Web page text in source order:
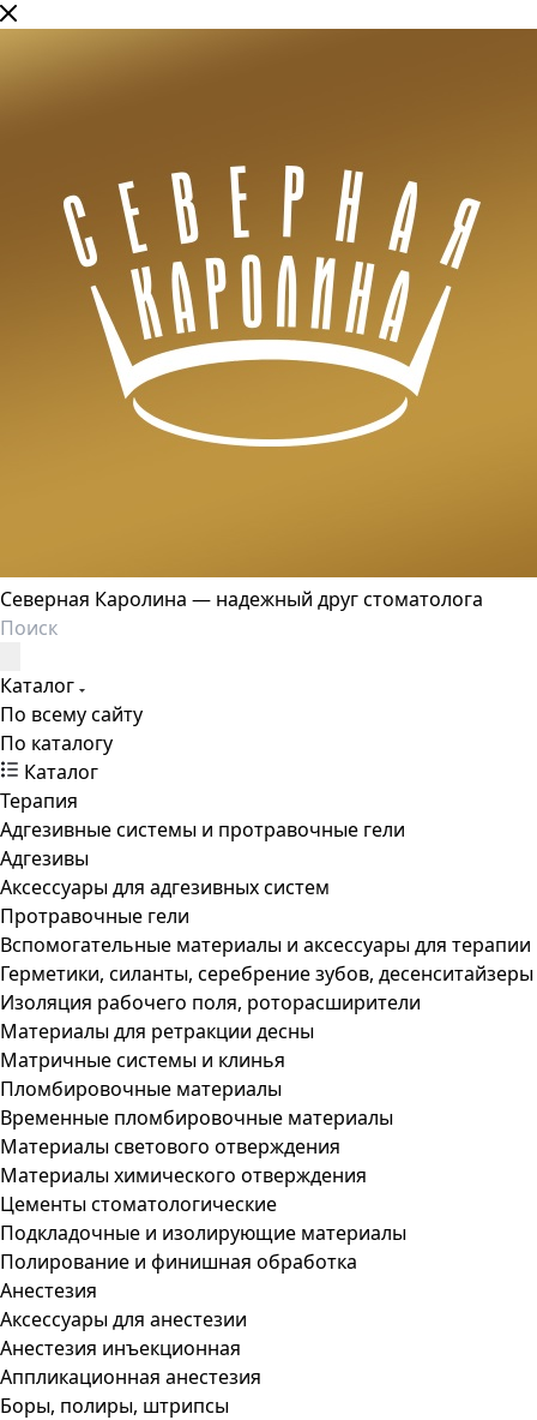
Северная Каролина — надежный друг стоматолога
Каталог
По всему сайту
По каталогу
Каталог
Терапия
Адгезивные системы и протравочные гели
Адгезивы
Аксессуары для адгезивных систем
Протравочные гели
Вспомогательные материалы и аксессуары для терапии
Герметики, силанты, серебрение зубов, десенситайзеры
Изоляция рабочего поля, роторасширители
Материалы для ретракции десны
Матричные системы и клинья
Пломбировочные материалы
Временные пломбировочные материалы
Материалы светового отверждения
Материалы химического отверждения
Цементы стоматологические
Подкладочные и изолирующие материалы
Полирование и финишная обработка
Анестезия
Аксессуары для анестезии
Анестезия инъекционная
Аппликационная анестезия
Боры, полиры, штрипсы